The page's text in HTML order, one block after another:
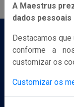
A Maestrus
dados pessoais
Destacamos
conforme a
customizar os
Customizar os